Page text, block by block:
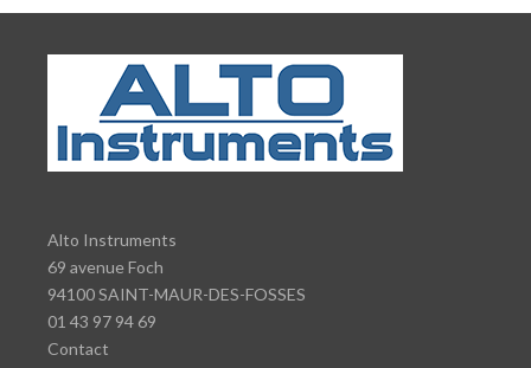
Alto Instruments
69 avenue Foch
94100 SAINT-MAUR-DES-FOSSES
01 43 97 94 69
Contact